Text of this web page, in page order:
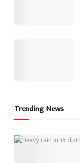
Trending News